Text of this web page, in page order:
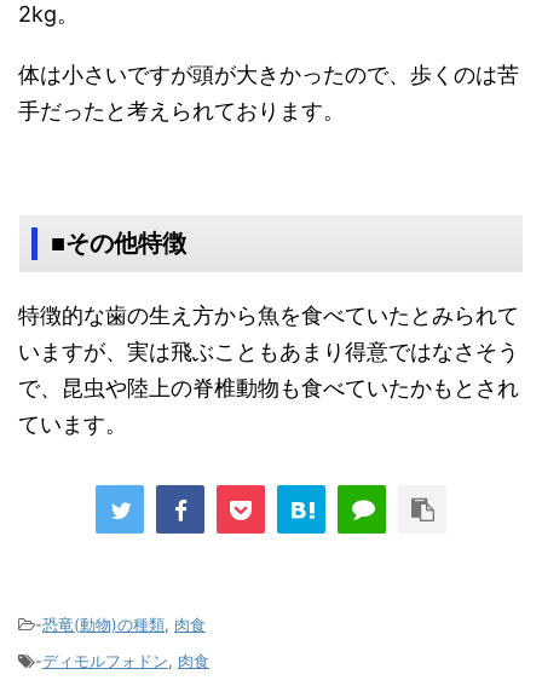
2kg。
体は小さいですが頭が大きかったので、歩くのは苦
手だったと考えられております。
■その他特徴
特徴的な歯の生え方から魚を食べていたとみられて
いますが、実は飛ぶこともあまり得意ではなさそう
で、昆虫や陸上の脊椎動物も食べていたかもとされ
ています。
-恐竜(動物)の種類, 肉食
-ディモルフォドン, 肉食